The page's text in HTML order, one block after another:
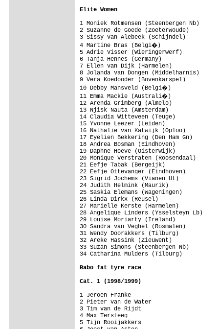
Elite Women
1 Moniek Rotmensen (Steenbergen Nb)
2 Suzanne de Goede (Zoeterwoude)
3 Sissy van Alebeek (Schijndel)
4 Martine Bras (Belgi�)
5 Adrie Visser (Wieringerwerf)
6 Tanja Hennes (Germany)
7 Ellen van Dijk (Harmelen)
8 Jolanda van Dongen (Middelharnis)
9 Vera Koedooder (Bovenkarspel)
10 Debby Mansveld (Belgi�)
11 Emma Mackie (Australi�)
12 Arenda Grimberg (Almelo)
13 Njisk Nauta (Amsterdam)
14 Claudia Witteveen (Teuge)
15 Yvonne Leezer (Leiden)
16 Nathalie van Katwijk (Oploo)
17 Eyelien Bekkering (Den Ham Gn)
18 Andrea Bosman (Eindhoven)
19 Daphne Hoeve (Oisterwijk)
20 Monique Verstraten (Roosendaal)
21 Eefje Tabak (Bergeijk)
22 Eefje Ottevanger (Eindhoven)
23 Sigrid Jochems (Vianen Ut)
24 Judith Helmink (Maurik)
25 Saskia Elemans (Wageningen)
26 Linda Dirkx (Reusel)
27 Marielle Kerste (Harmelen)
28 Angelique Linders (Ysselsteyn Lb)
29 Louise Moriarty (Ireland)
30 Sandra van Veghel (Rosmalen)
31 Wendy Doorakkers (Tilburg)
32 Areke Hassink (Zieuwent)
33 Suzan Simons (Steenbergen Nb)
34 Catharina Mulders (Tilburg)
Rabo fat tyre race
Cat. 1 (1998/1999)
1 Jeroen Franke
2 Pieter van de Water
3 Tim van de Rijdt
4 Max Tersteeg
5 Tijn Rooijakkers